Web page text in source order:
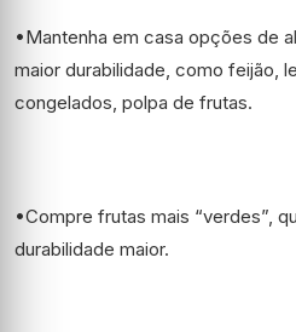
•Mantenha em casa opções de
maior durabilidade, como feijão,
congelados, polpa de frutas.
•Compre frutas mais “verdes”,
durabilidade maior.